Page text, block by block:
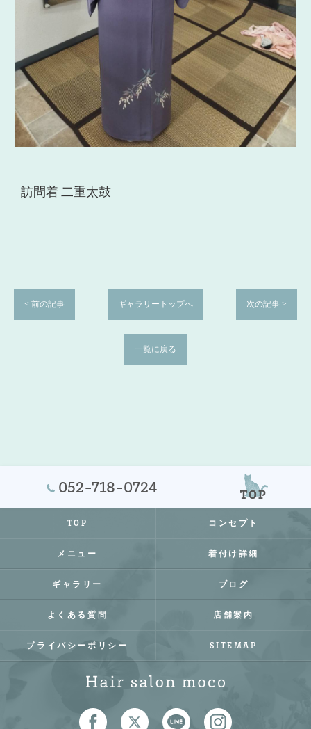
訪問着 二重太鼓
< 前の記事 ギャラリートップへ 次の記事 >
一覧に戻る
052-718-0724
TOP コンセプト
メニュー 着付け詳細
ギャラリー ブログ
よくある質問 店舗案内
プライバシーポリシー SITEMAP